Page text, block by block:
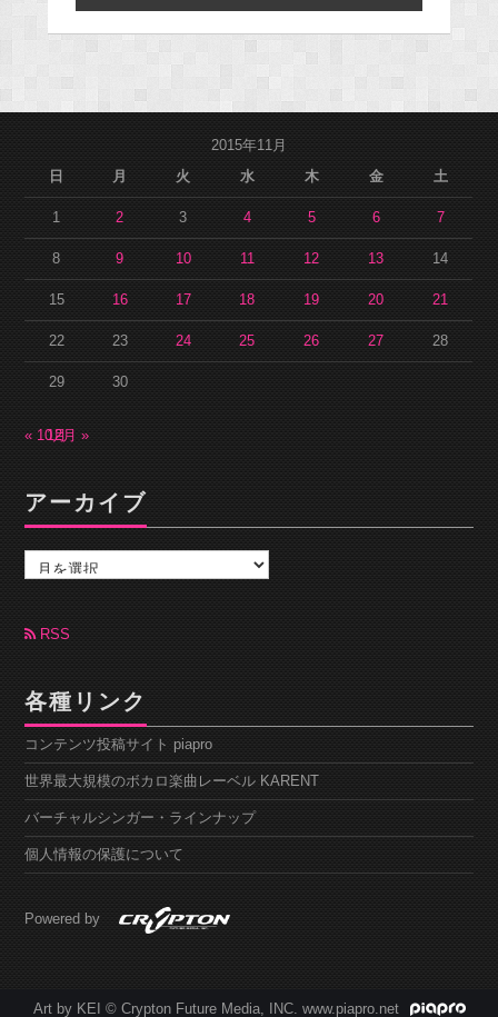
2015年11月
日
月 火 水 木 金 土
1 2 3 4 5 6 7
8 9 10 11 12 13 14
15 16 17 18 19 20 21
22 23 24 25 26 27 28
29 30
« 10月12月 »
アーカイブ
カ
ブ RSS
各種リンク
コンテンツ投稿サイト piapro
世界最大規模のボカロ楽曲レーベル KARENT
バーチャルシンガー・ラインナップ
個人情報の保護について
Powered by
Art by KEI © Crypton Future Media, INC. www.piapro.net